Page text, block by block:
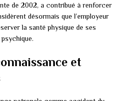
de 2002, a contribué à renforcer
désormais que l’employeur
la santé physique de ses
et